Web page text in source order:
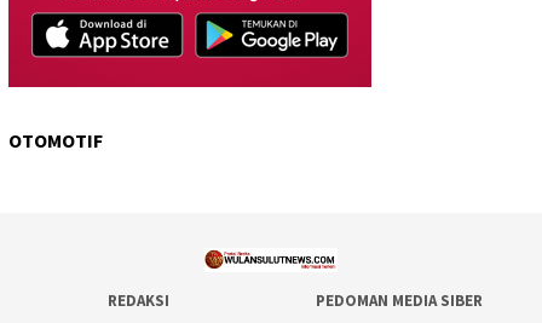
OTOMOTIF
REDAKSI
PEDOMAN MEDIA SIBER